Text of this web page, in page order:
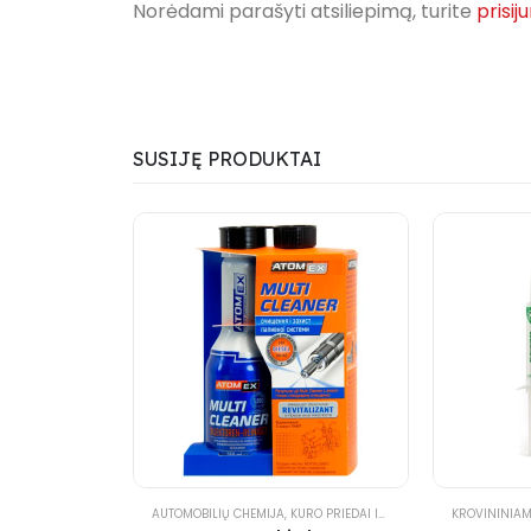
Norėdami parašyti atsiliepimą, turite
SUSIJĘ PRODUKTAI
AUTOMOBILIŲ CHEMIJA, KURO PRIEDAI IR VALIKLIAI